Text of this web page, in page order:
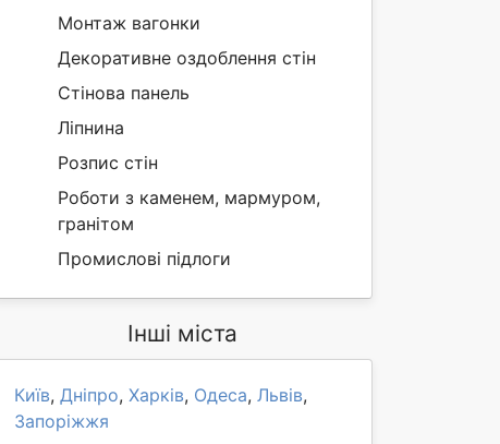
Монтаж вагонки
Декоративне оздоблення стін
Стінова панель
Ліпнина
Розпис стін
Роботи з каменем, мармуром,
гранітом
Промислові підлоги
Інші міста
Київ, Дніпро, Харків, Одеса, Львів,
Запоріжжя